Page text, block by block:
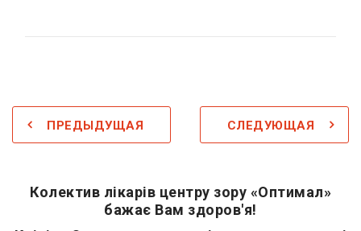
ПРЕДЫДУЩАЯ СЛЕДУЮЩАЯ
Колектив лікарів центру зору «Оптимал»
бажає Вам здоров'я!